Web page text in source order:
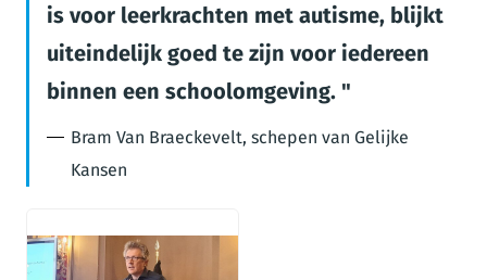
is voor leerkrachten met autisme, blijkt
uiteindelijk goed te zijn voor iedereen
binnen een schoolomgeving.
Bram Van Braeckevelt, schepen van Gelijke
Kansen